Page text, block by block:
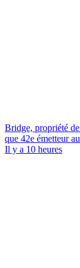
Bridge, propriété
que 42e émetteur
Il y a 10 heures